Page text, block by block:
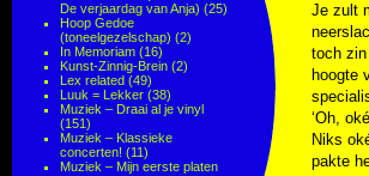
De verjaardag van Anja) (25)
Hoop Gedoe
(toneelgezelschap) (2)
In Memoriam (16)
Kunst-Zinnig-Brein (2)
Lex related (49)
Luuk = Lekker (38)
Muziek – Draai al je vinyl
(151)
Muziek – Klassieke
concerten! (11)
Muziek – Mijn eerste platen
Je zult
toch
hoogte
‘Oh,
Niks
pakte